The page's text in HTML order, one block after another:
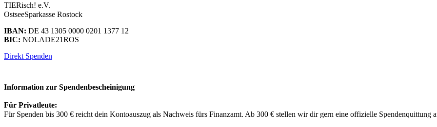
TIERisch! e.V.
OstseeSparkasse Rostock
IBAN: DE 43 1305 0000 0201 1377 12
BIC: NOLADE21ROS
Direkt Spenden
Information zur Spendenbescheinigung
Für Privatleute:
Für Spenden bis 300 € reicht dein Kontoauszug als Nachweis fürs Finanzamt. Ab 300 € stellen wir dir gern eine offizielle Spendenquittung